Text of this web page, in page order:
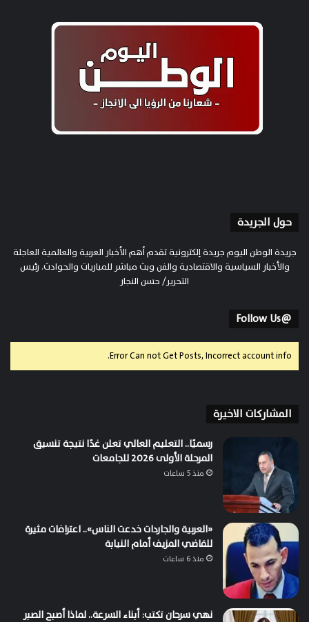
حول الجريدة
جريدة الوطن اليوم جريدة إلكترونية تقدم أهم الأخبار العربية والعالمية العاجلة
والأخبار السياسية والاقتصادية والفن وبث مباشر للمباريات والحوادث. رئيس
التحرير/ حسن النجار
@Follow Us
Error Can not Get Posts, Incorrect account info.
المشاركات الاخيرة
رسميًا.. التعليم العالي تعلن غدًا نتيجة تنسيق
المرحلة الأولى 2026 للجامعات
منذ 5 ساعات
«العربية والجاردات خدعت الناس».. اعترافات مثيرة
للقاضي المزيف أمام النيابة
منذ 6 ساعات
نهي سرحان تكتب: أبناء السرعة.. لماذا أصبح الصبر